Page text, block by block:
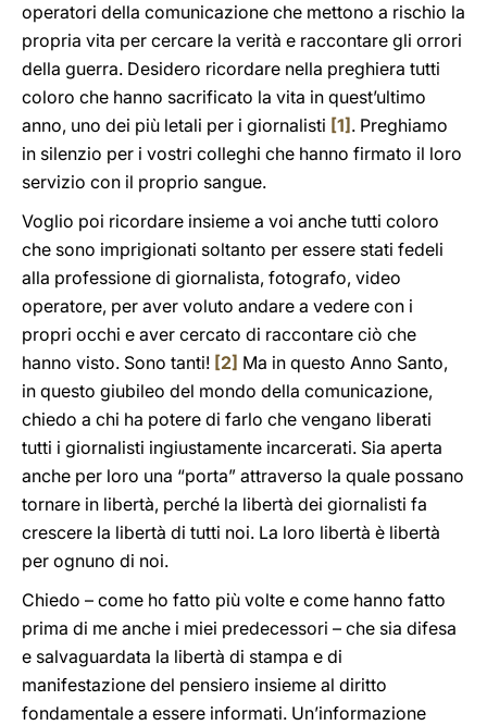
operatori della comunicazione che mettono a rischio la
propria vita per cercare la verità e raccontare gli orrori
della guerra. Desidero ricordare nella preghiera tutti
coloro che hanno sacrificato la vita in quest’ultimo
anno, uno dei più letali per i giornalisti [1] . Preghiamo
in silenzio per i vostri colleghi che hanno firmato il loro
servizio con il proprio sangue.
Voglio poi ricordare insieme a voi anche tutti coloro
che sono imprigionati soltanto per essere stati fedeli
alla professione di giornalista, fotografo, video
operatore, per aver voluto andare a vedere con i
propri occhi e aver cercato di raccontare ciò che
hanno visto. Sono tanti! [2] Ma in questo Anno Santo,
in questo giubileo del mondo della comunicazione,
chiedo a chi ha potere di farlo che vengano liberati
tutti i giornalisti ingiustamente incarcerati. Sia aperta
anche per loro una “porta” attraverso la quale possano
tornare in libertà, perché la libertà dei giornalisti fa
crescere la libertà di tutti noi. La loro libertà è libertà
per ognuno di noi.
Chiedo – come ho fatto più volte e come hanno fatto
prima di me anche i miei predecessori – che sia difesa
e salvaguardata la libertà di stampa e di
manifestazione del pensiero insieme al diritto
fondamentale a essere informati. Un’informazione